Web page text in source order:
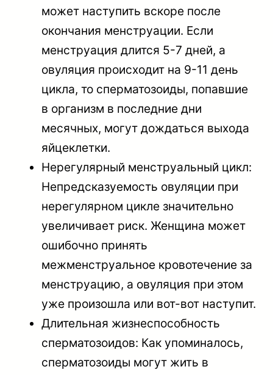
может наступить вскоре после
окончания менструации. Если
менструация длится 5-7 дней, а
овуляция происходит на 9-11 день
цикла, то сперматозоиды, попавшие
в организм в последние дни
месячных, могут дождаться выхода
яйцеклетки.
Нерегулярный менструальный цикл:
Непредсказуемость овуляции при
нерегулярном цикле значительно
увеличивает риск. Женщина может
ошибочно принять
межменструальное кровотечение за
менструацию, а овуляция при этом
уже произошла или вот-вот наступит.
Длительная жизнеспособность
сперматозоидов: Как упоминалось,
сперматозоиды могут жить в